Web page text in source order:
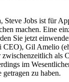
Steve Jobs ist für
machen. Eine
Sie jetzt
CEO), Gil Amelio
als
im
zu haben.